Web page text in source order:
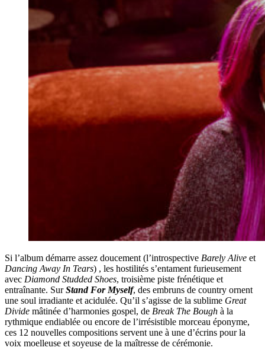
Si l’album démarre assez doucement (l’introspective Barely Alive et
Dancing Away In Tears) , les hostilités s’entament furieusement
avec Diamond Studded Shoes, troisième piste frénétique et
entraînante. SurStand For Myself, des embruns de country ornent
une soul irradiante et acidulée. Qu’il s’agisse de la sublime Great
Divide mâtinée d’harmonies gospel, de Break The Bough à la
rythmique endiablée ou encore de l’irrésistible morceau éponyme,
ces 12 nouvelles compositions servent une à une d’écrins pour la
voix moelleuse et soyeuse de la maîtresse de cérémonie.